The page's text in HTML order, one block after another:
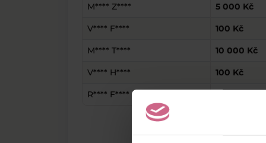
M**** Z**** 5 000 Kč
V**** F**** 100 Kč
M**** T**** 10 000 Kč
V**** H**** 100 Kč
R**** F****